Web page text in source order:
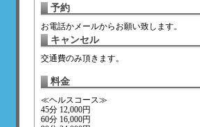
予約
お電話かメールからお願い致します。
キャンセル
交通費のみ頂きます。
料金
≪ヘルスコース≫
45分 12,000円
60分 16,000円